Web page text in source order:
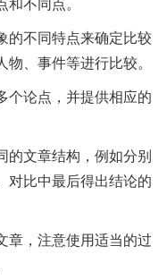
的不同特点来确定比较
、事件等进行比较。
个论点，并提供相应的
的文章结构，例如分别
对比中最后得出结论的
章，注意使用适当的过